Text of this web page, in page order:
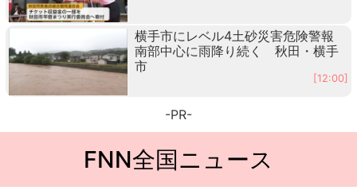
横手市にレベル4土砂災害危険警報
南部中心に雨降り続く 秋田・横手
市
[12:00]
-PR-
FNN全国ニュース